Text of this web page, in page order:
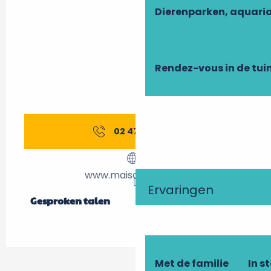
Dierenparken,
Rendez-vous in de
Ervaringen
Met de familie In
02 47 61 48
www.maison-gloria.fr
Gesproken talen
Gesproken talen